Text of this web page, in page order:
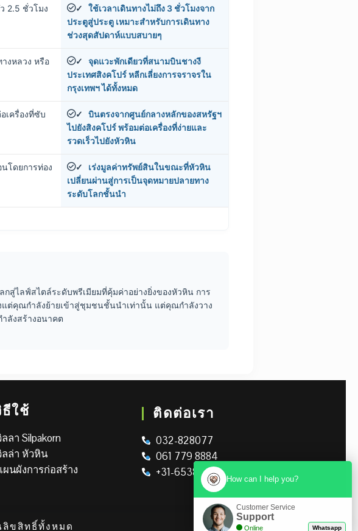
2.5 ชั่วโมง
✓
ใช้เวลาเดินทางไม่ถึง 3 ชั่วโมงจาก
ประตูสู่ประตู เหมาะสำหรับการเดินทาง
ช่วงสุดสัปดาห์แบบสบายๆ
างหลวง หรือ
✓
จุดแวะพักเดียวที่สนามบินชางงี
ประเทศสิงคโปร์ หลีกเลี่ยงการจราจรใน
กรุงเทพฯ ได้ทั้งหมด
เครื่องที่ซับ
✓
บินตรงจากศูนย์กลางหลักของสหรัฐฯ
ไปยังสิงคโปร์ พร้อมต่อเครื่องที่ง่ายและ
รวดเร็วไปยังหัวหิน
โดยการท่อง
✓
เร่งมูลค่าทรัพย์สินในขณะที่หัวหิน
เปลี่ยนผ่านสู่การเป็นจุดหมายปลายทาง
ระดับโลกชั้นนำ
กสู่ไลฟ์สไตล์ระดับพรีเมียมที่คุ้มค่าอย่างยิ่งของหัวหิน การ
แต่คุณกำลังย้ายเข้าสู่ชุมชนชั้นนำเท่านั้น แต่คุณกำลังวาง
ลังสร้างอนาคต
ใช้
ลา Silpakorn
ลล่า หัวหิน
ผนผังการก่อสร้าง
ติดต่อเรา
032-828077
061 779 8884
+31-653895326
ลิขสิทธิ์ทั้งหมด
How can I help you?
Customer Service
Support
Online Whatsapp